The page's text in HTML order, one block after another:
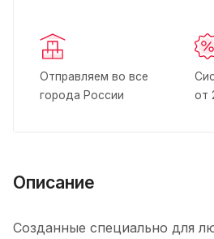
Отправляем во все
города России
от
Описание
Созданные специально для